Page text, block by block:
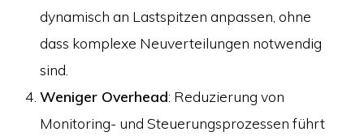
dynamisch an Lastspitzen anpassen, ohne
dass komplexe Neuverteilungen notwendig
sind.
Weniger Overhead: Reduzierung von
Monitoring- und Steuerungsprozessen führt